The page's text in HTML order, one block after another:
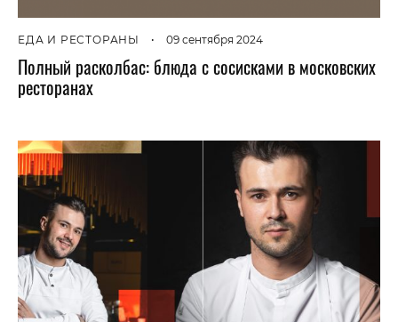
ЕДА И РЕСТОРАНЫ • 09 сентября 2024
Полный расколбас: блюда с сосисками в московских
ресторанах